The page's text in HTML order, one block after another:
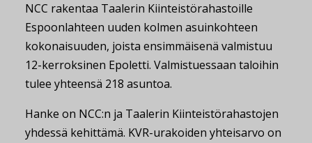
NCC rakentaa Taalerin Kiinteistörahastoille
Espoonlahteen uuden kolmen asuinkohteen
kokonaisuuden, joista ensimmäisenä valmistuu
12-kerroksinen Epoletti. Valmistuessaan taloihin
tulee yhteensä 218 asuntoa.
Hanke on NCC:n ja Taalerin Kiinteistörahastojen
yhdessä kehittämä. KVR-urakoiden yhteisarvo on